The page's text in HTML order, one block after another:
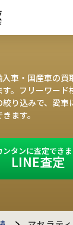
最
車・国産車の買
。フリーワード
り込みで、愛車
ます。
ンタンに査定でき
LINE査定